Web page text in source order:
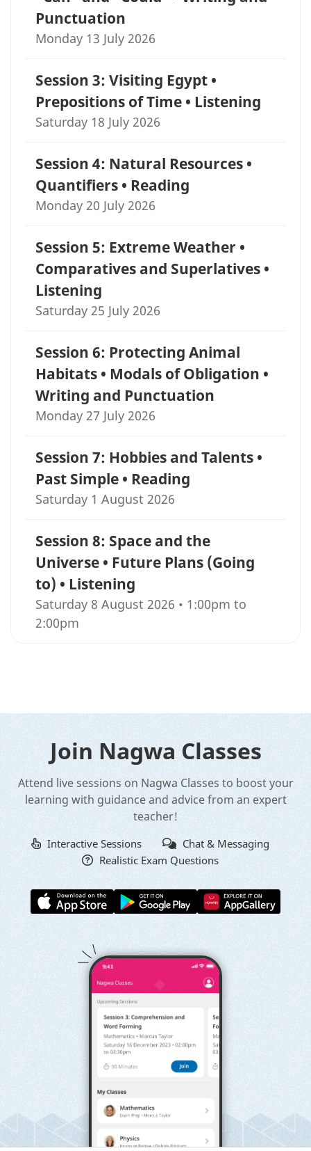
Punctuation
Monday 13 July 2026
Session 3: Visiting Egypt •
Prepositions of Time • Listening
Saturday 18 July 2026
Session 4: Natural Resources •
Quantifiers • Reading
Monday 20 July 2026
Session 5: Extreme Weather •
Comparatives and Superlatives •
Listening
Saturday 25 July 2026
Session 6: Protecting Animal
Habitats • Modals of Obligation •
Writing and Punctuation
Monday 27 July 2026
Session 7: Hobbies and Talents •
Past Simple • Reading
Saturday 1 August 2026
Session 8: Space and the
Universe • Future Plans (Going
to) • Listening
Saturday 8 August 2026 • 1:00pm to
2:00pm
Join Nagwa Classes
Attend live sessions on Nagwa Classes to boost your
learning with guidance and advice from an expert
teacher!
Interactive Sessions
Chat & Messaging
Realistic Exam Questions